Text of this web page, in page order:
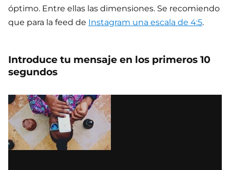
óptimo. Entre ellas las dimensiones. Se recomiendo
que para la feed de Instagram una escala de 4:5.
Introduce tu mensaje en los primeros 10
segundos